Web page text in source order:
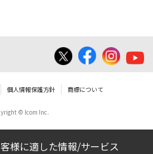
個人情報保護方針 商標について
© Icom Inc.
様に適した情報/サービス